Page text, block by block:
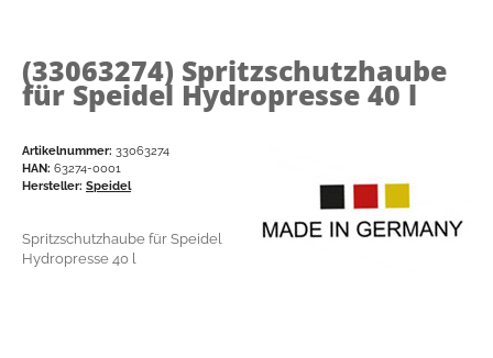
(33063274) Spritzschutzhaube
für Speidel Hydropresse 40 l
Artikelnummer: 33063274
HAN: 63274-0001
Hersteller: Speidel
Spritzschutzhaube für Speidel
Hydropresse 40 l